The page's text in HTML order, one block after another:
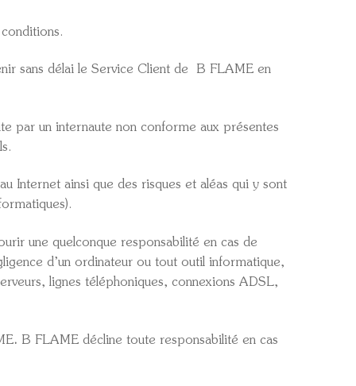
sans délai le Service Client de B FLAME en
par un internaute non conforme aux présentes
Internet ainsi que des risques et aléas qui y sont
une quelconque responsabilité en cas de
d’un ordinateur ou tout outil informatique,
lignes téléphoniques, connexions ADSL,
. B FLAME décline toute responsabilité en cas